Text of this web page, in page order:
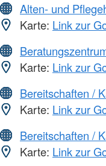
Alten- und
Karte: Link zur
Karte: Link zur
Bereitschaften /
Karte: Link zur
Bereitschaften /
Karte: Link zur